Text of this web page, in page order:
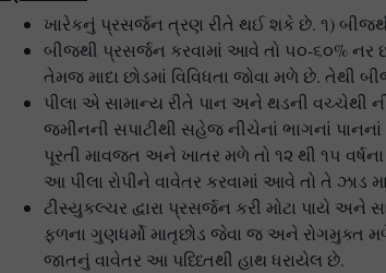
ખારેકનું પ્રસર્જન ત્રણ રીતે થઈ શકે છે. ૧)
બીજથી પ્રસર્જન કરવામાં આવે તો ૫૦-૬૦% નર
તેમજ માદા છોડમાં વિવિધતા જોવા મળે છે. તેથી
પીલા એ સામાન્ય રીતે પાન અને થડની વચ્ચેથી
જમીનની સપાટીથી સહેજ નીચેનાં ભાગનાં પાનનાં
પૂરતી માવજત અને ખાતર મળે તો ૧૨ થી ૧૫
આ પીલા રોપીને વાવેતર કરવામાં આવે તો તે ઝાડ
ટીસ્યુકલ્ચર દ્વારા પ્રસર્જન કરી મોટા પાયે
ફળના ગુણધર્મો માતૃછોડ જેવા જ અને રોગમુક્ત મળે
જાતનું વાવેતર આ પધ્ધ્તિથી હાથ ધરાયેલ છે.